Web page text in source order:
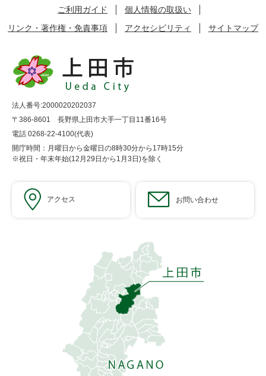
ご利用ガイド
個人情報の取扱い
リンク・著作権・免責事項
アクセシビリティ サイトマップ
法人番号:2000020202037
〒386-8601 長野県上田市大手一丁目11番16号
電話 0268-22-4100(代表)
開庁時間：月曜日から金曜日の8時30分から17時15分
※祝日・年末年始(12月29日から1月3日)を除く
アクセス お問い合わせ